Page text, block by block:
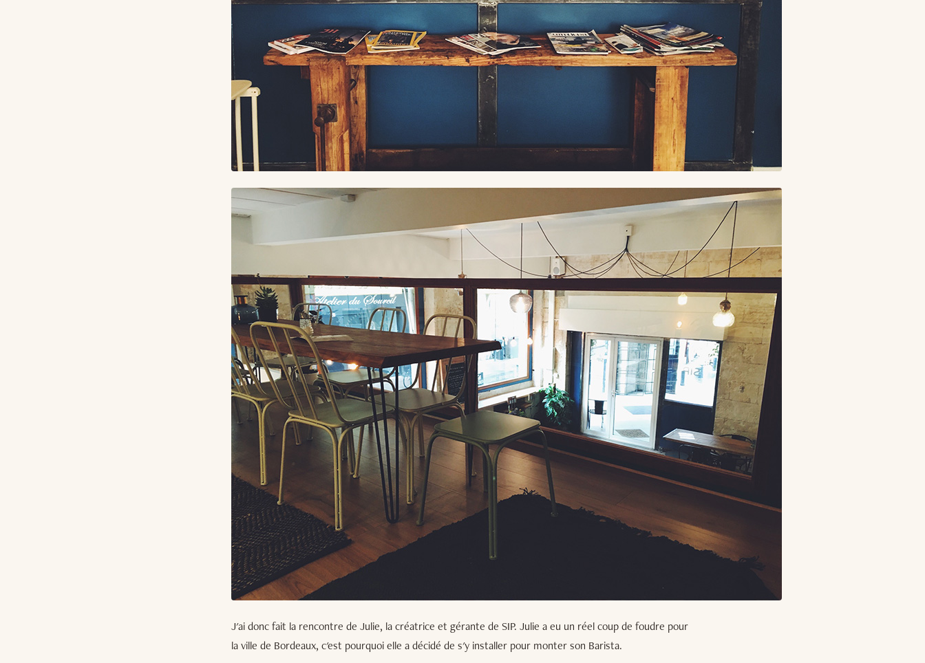
J'ai donc fait la rencontre de Julie, la créatrice et gérante de SIP. Julie a eu un réel coup de foudre pour
la ville de Bordeaux, c'est pourquoi elle a décidé de s'y installer pour monter son Barista.